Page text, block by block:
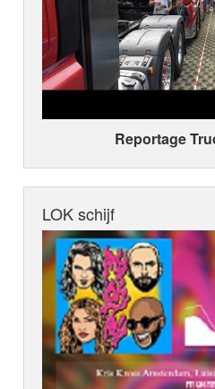
Reportage
LOK schijf